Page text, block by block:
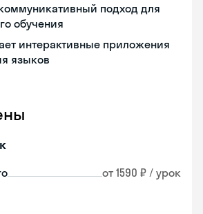
подход для
обучения
интерактивные приложения
языков
от 1590 ₽ / урок